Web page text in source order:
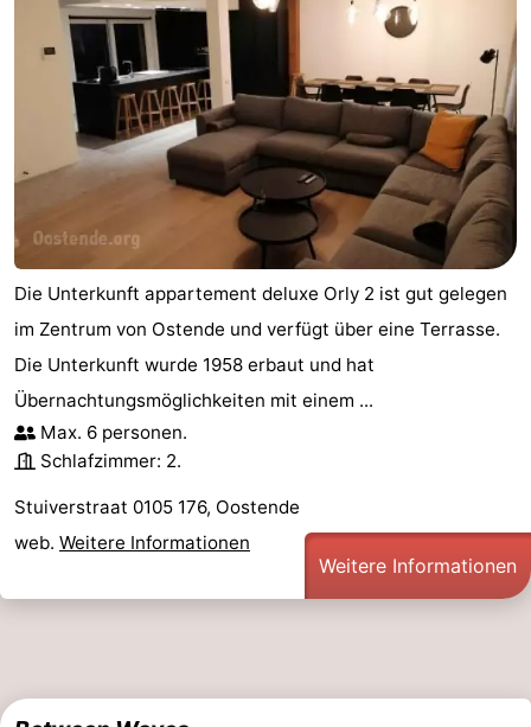
Die Unterkunft appartement deluxe Orly 2 ist gut gelegen
im Zentrum von Ostende und verfügt über eine Terrasse.
Die Unterkunft wurde 1958 erbaut und hat
Übernachtungsmöglichkeiten mit einem ...
Max. 6 personen.
Schlafzimmer: 2.
Stuiverstraat 0105 176, Oostende
web. Weitere Informationen
Weitere Informationen